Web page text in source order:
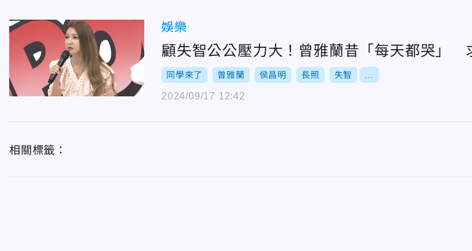
娛樂
顧失智公公壓力大！曾雅蘭昔「每天都哭」
同學來了 曾雅蘭 侯昌明 長照 失智
2024/09/17 12:42
相關標籤：